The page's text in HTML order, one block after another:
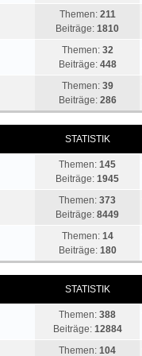
Themen: 211
Beiträge: 1810
Themen: 32
Beiträge: 448
Themen: 39
Beiträge: 286
STATISTIK
Themen: 145
Beiträge: 1945
Themen: 373
Beiträge: 8449
Themen: 14
Beiträge: 180
STATISTIK
Themen: 388
Beiträge: 12884
Themen: 104